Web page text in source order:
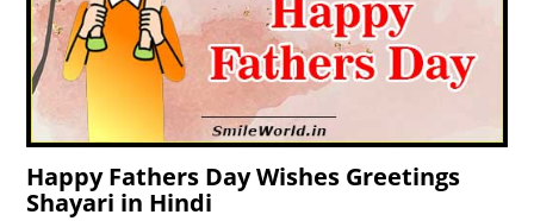
Happy Fathers Day Wishes Greetings
Shayari in Hindi